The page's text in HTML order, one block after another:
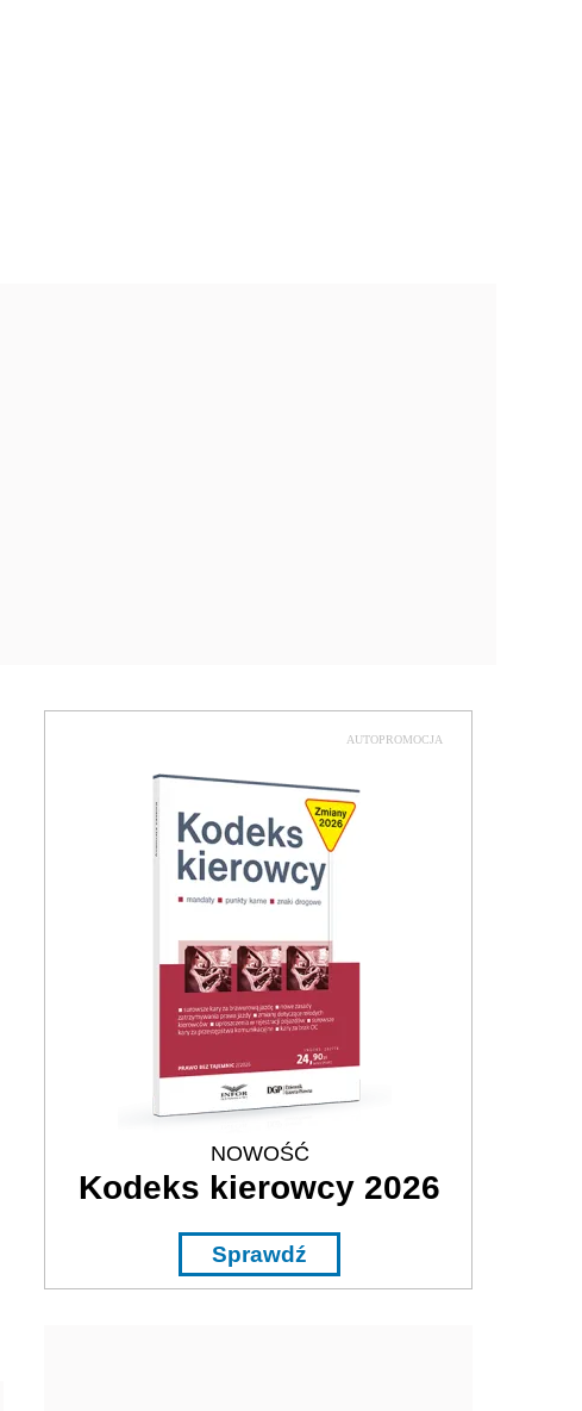
AUTOPROMOCJA
NOWOŚĆ
Kodeks kierowcy 2026
Sprawdź